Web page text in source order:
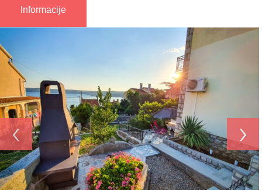
Informacije
‹ ›